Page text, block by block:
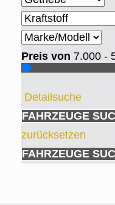
Preis von 7.000 -
Detailsuche
FAHRZEUGE
zurücksetzen
FAHRZEUGE